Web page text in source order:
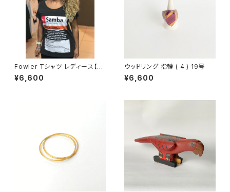
Fowler Tシャツ レディース【sa
mba remedio】
¥6,600
ウッドリング 指輪 ( 4 ) 19号
¥6,600